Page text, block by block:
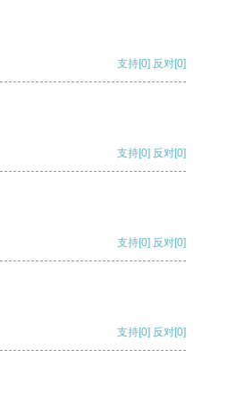
支持[0] 反对[0]
支持[0] 反对[0]
支持[0] 反对[0]
支持[0] 反对[0]